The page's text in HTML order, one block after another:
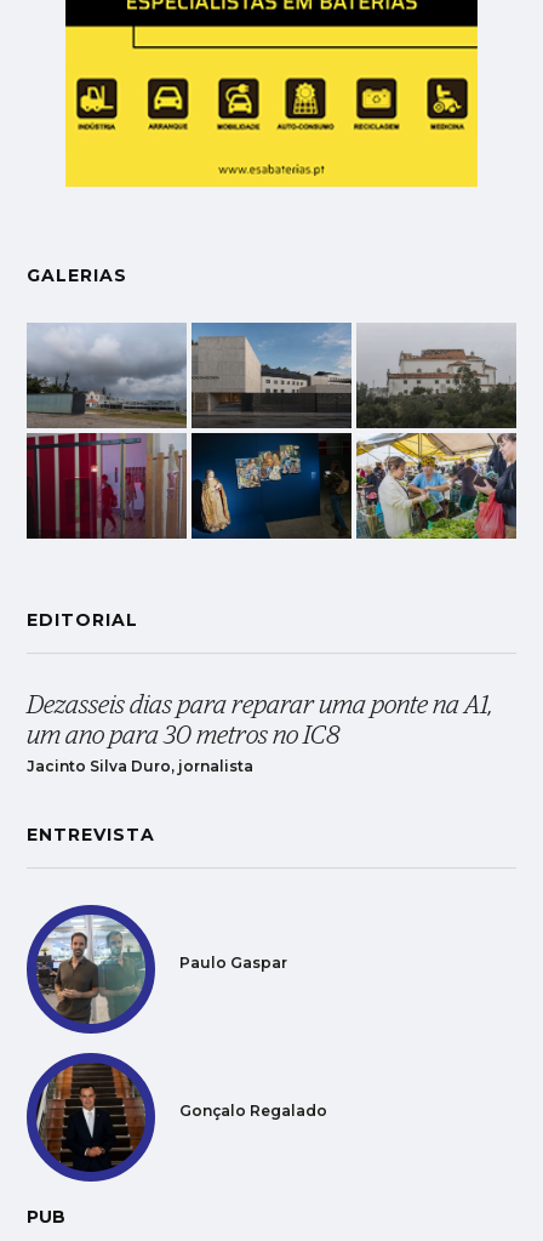
GALERIAS
EDITORIAL
Dezasseis dias para reparar uma ponte na A1,
um ano para 30 metros no IC8
Jacinto Silva Duro, jornalista
ENTREVISTA
Paulo Gaspar
Gonçalo Regalado
PUB